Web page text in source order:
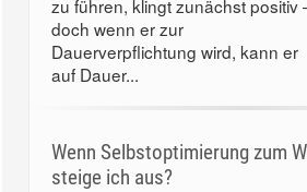
zu führen, klingt zunächst positiv
doch wenn er zur
Dauerverpflichtung wird, kann er
auf Dauer...
Wenn Selbstoptimierung zum
steige ich aus?